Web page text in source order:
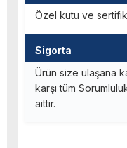
Özel kutu ve
Sigorta
Ürün size ulaşana
karşı tüm
aittir.